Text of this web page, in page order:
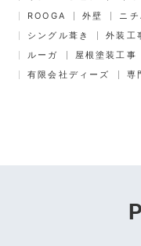
ROOGA
外壁 ニ
シングル葺き
外装工
ルーガ
屋根塗装工事
有限会社ディーズ
専